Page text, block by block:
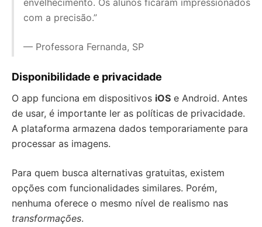
envelhecimento. Os alunos ficaram impressionados
com a precisão.”
— Professora Fernanda, SP
Disponibilidade e privacidade
O app funciona em dispositivos iOS e Android. Antes
de usar, é importante ler as políticas de privacidade.
A plataforma armazena dados temporariamente para
processar as imagens.
Para quem busca alternativas gratuitas, existem
opções com funcionalidades similares. Porém,
nenhuma oferece o mesmo nível de realismo nas
transformações.